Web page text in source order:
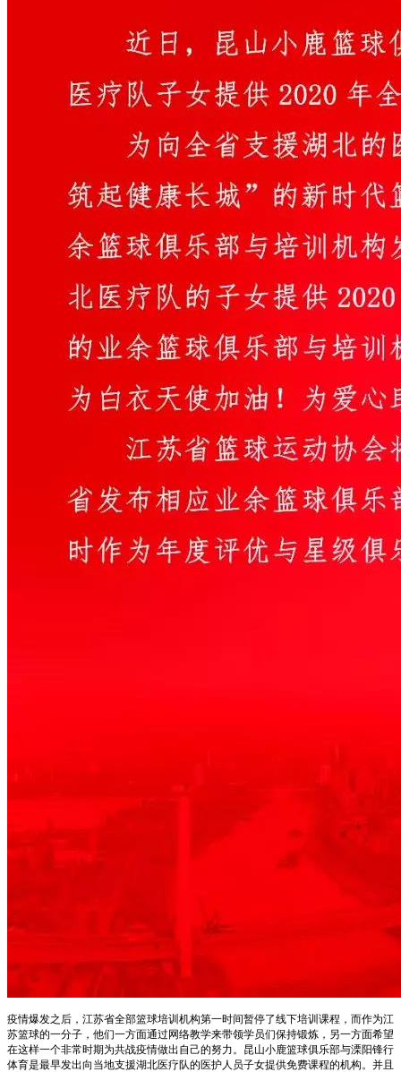
疫情爆发之后，江苏省全部篮球培训机构第一时间暂停了线下培训课程，而作为江
苏篮球的一分子，他们一方面通过网络教学来带领学员们保持锻炼，另一方面希望
在这样一个非常时期为共战疫情做出自己的努力。昆山小鹿篮球俱乐部与溧阳锋行
体育是最早发出向当地支援湖北医疗队的医护人员子女提供免费课程的机构。并且